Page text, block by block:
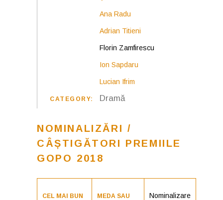
Ana Radu
Adrian Titieni
Florin Zamfirescu
Ion Sapdaru
Lucian Ifrim
CATEGORY: Dramă
NOMINALIZĂRI /
CÂȘTIGĂTORI PREMIILE
GOPO 2018
CEL MAI BUN
MEDA SAU
Nominalizare